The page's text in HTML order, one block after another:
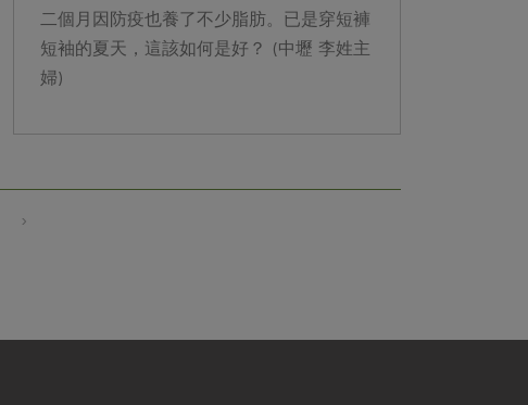
二個月因防疫也養了不少脂肪。已是穿短褲
短袖的夏天，這該如何是好？ (中壢 李姓主
婦)
›